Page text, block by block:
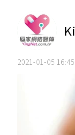
2021-01-05